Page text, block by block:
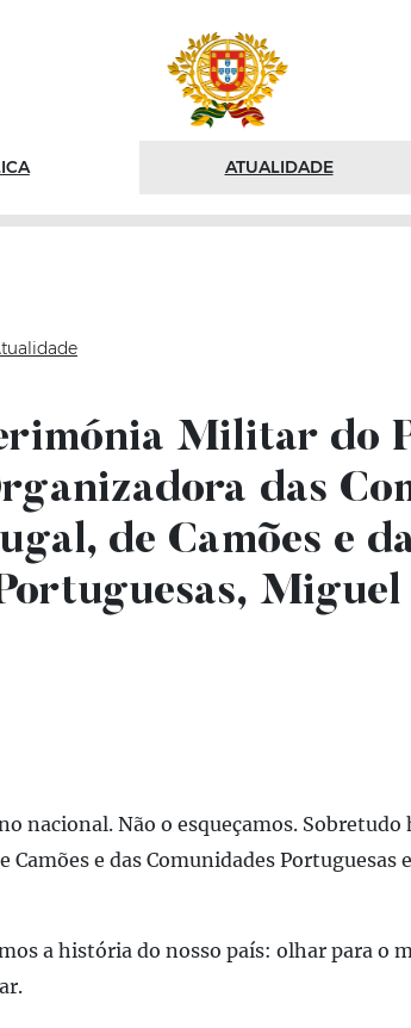
ATUALIDADE
Militar do
das
de Camões e
Miguel
nacional. Não o esqueçamos.
Camões e das Comunidades Portuguesas
a história do nosso país: olhar para o